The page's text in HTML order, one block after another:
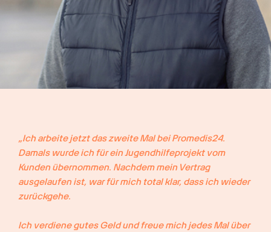
„Ich arbeite jetzt das zweite Mal bei Promedis24.
Damals wurde ich für ein Jugendhilfeprojekt vom
Kunden übernommen. Nachdem mein Vertrag
ausgelaufen ist, war für mich total klar, dass ich wieder
zurückgehe.
Ich verdiene gutes Geld und freue mich jedes Mal über